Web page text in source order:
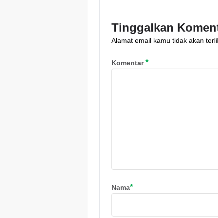
regulasi dan alasan
lengkapnya!
Tinggalkan
Alamat email kamu tidak akan
Komentar*
Nama*